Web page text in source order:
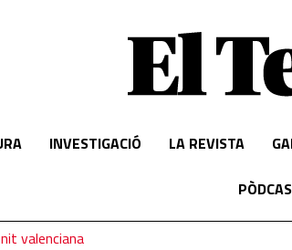
INVESTIGACIÓ LA REVISTA
valenciana